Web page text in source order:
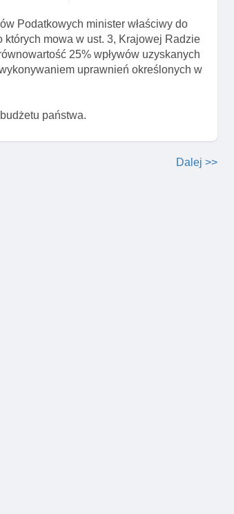
Podatkowych minister właściwy do
mowa w ust. 3, Krajowej Radzie
25% wpływów uzyskanych
uprawnień określonych w
państwa.
Dalej >>